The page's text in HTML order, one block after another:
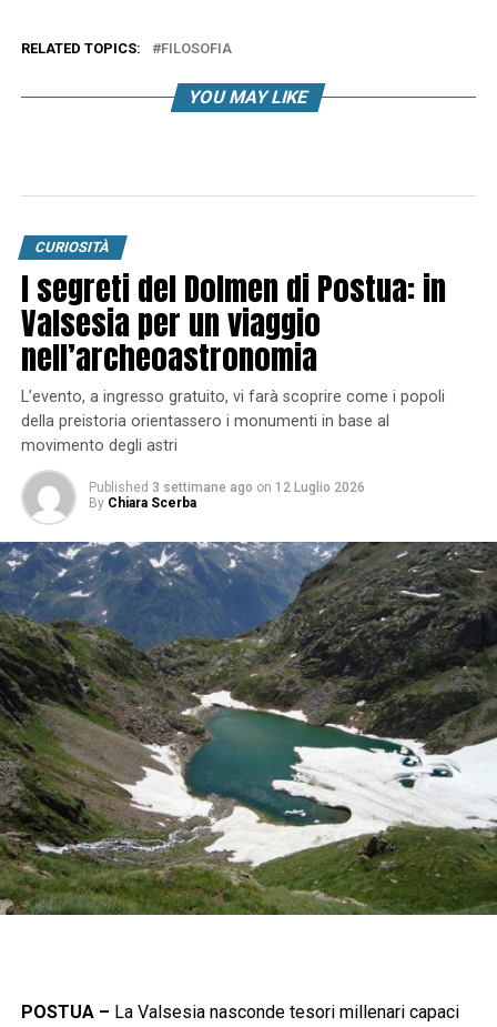
RELATED TOPICS: FILOSOFIA
YOU MAY LIKE
CURIOSITÀ
I segreti del Dolmen di Postua: in
Valsesia per un viaggio
nell’archeoastronomia
L’evento, a ingresso gratuito, vi farà scoprire come i popoli
della preistoria orientassero i monumenti in base al
movimento degli astri
Published 3 settimane ago on 12 Luglio 2026
By Chiara Scerba
POSTUA – La Valsesia nasconde tesori millenari capaci